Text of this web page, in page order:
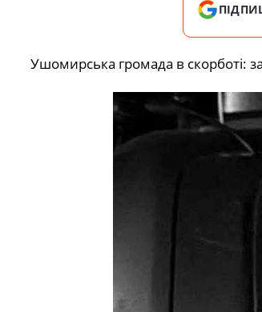
Ушомирська громада в скорботі: